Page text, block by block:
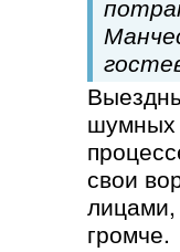
шумных
свои
лицами,
громче.